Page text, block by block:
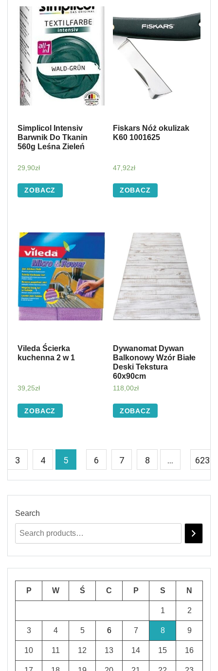
Simplicol Intensiv
Barwnik Do Tkanin
560g Leśna Zieleń
29,90zł
ZOBACZ
Fiskars Nóż okulizak
K60 1001625
47,92zł
ZOBACZ
Vileda Ścierka
kuchenna 2 w 1
39,25zł
ZOBACZ
Dywanomat Dywan
Balkonowy Wzór Białe
Deski Tekstura
60x90cm
118,00zł
ZOBACZ
3 4 5 6 7 8 … 623
Search
P W Ś C P S N
1 2
3 4 5 6 7 8 9
10 11 12 13 14 15 16